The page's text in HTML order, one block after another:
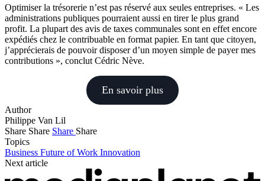
Optimiser la trésorerie n’est pas réservé aux seules entreprises. « Les
administrations publiques pourraient aussi en tirer le plus grand
profit. La plupart des avis de taxes communales sont en effet encore
expédiés chez le contribuable en format papier. En tant que citoyen,
j’apprécierais de pouvoir disposer d’un moyen simple de payer mes
contributions », conclut Cédric Nève.
En savoir plus
Author
Philippe Van Lil
Share Share Share Share
Topics
Business Future of Work Innovation
Next article